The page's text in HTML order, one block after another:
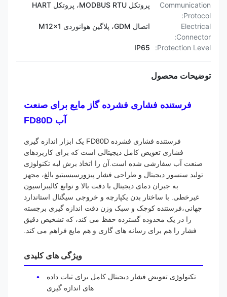
Communication
Protocol:
پروتکل MODBUS RTU، پروتکل HART
Electrical
Connector:
اتصال GDM، پلاگین هوانوردی M12x1
Protection Level:
IP65
توضیحات محصول
فرستنده فشاری فشرده گاز مایع برای صنعت
فرستنده فشاری فشرده FD80D یک ابزار اندازه گیری
فشاری تعویض کامل دیجیتالی است که برای کاربردهای
صنعت آب سفارشی شده است.آن را اتخاذ برش لبه تکنولوژی
تولید سنسور دیجیتال و طراحی فشار پیزورسیسیتیو بالغ، مجهز
به جبران دمای دیجیتال با دقت بالا و توابع کالیبراسیون
غیرخطی. با ساختار بدن یکپارچه و خروجی سیگنال استاندارد
جهانی،فرستنده کوچک و سبک وزن دقت اندازه گیری برجسته
را در یک محدوده گسترده حفظ می کند، که تشخیص دقیق
فشار را هم برای رسانه های گازی و هم مایع فراهم می کند.
ویژگی های کلیدی
تکنولوژی تعویض فشار دیجیتال کامل برای ثبات داده
های اندازه گیری